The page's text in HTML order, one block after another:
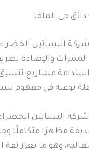
حي الملقا
البساتين
والممرات والإضاءة
مشاريع تنسيق
نوعية في مفهوم
البساتين الخضراء
مظهرًا متكاملًا
وهو ما يعزز